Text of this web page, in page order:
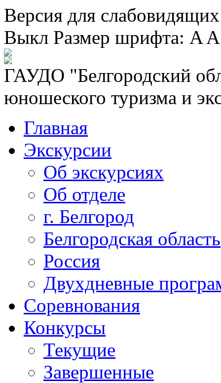
Версия для
Выкл Размер шрифта: A A
ГАУДО "Белгородский
юношеского туризма и
Главная
Экскурсии
Об экскурсиях
Об отделе
г. Белгород
Белгородская область
Россия
Двухдневные
Соревнования
Конкурсы
Текущие
Завершенные